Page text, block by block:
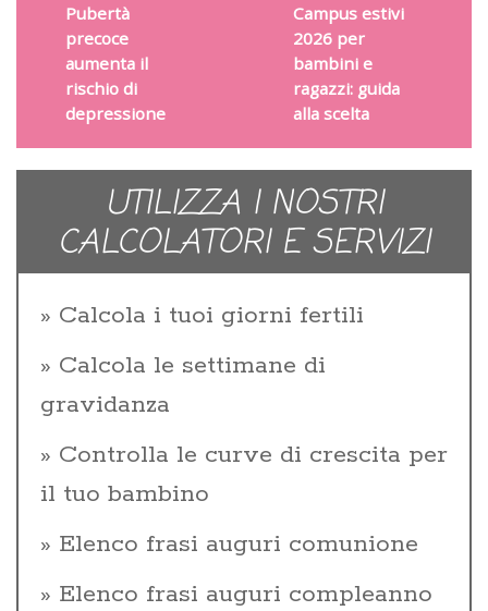
Pubertà
precoce
aumenta il
rischio di
depressione
Campus estivi
2026 per
bambini e
ragazzi: guida
alla scelta
UTILIZZA I NOSTRI
CALCOLATORI E SERVIZI
Calcola i tuoi giorni fertili
Calcola le settimane di
gravidanza
Controlla le curve di crescita per
il tuo bambino
Elenco frasi auguri comunione
Elenco frasi auguri compleanno